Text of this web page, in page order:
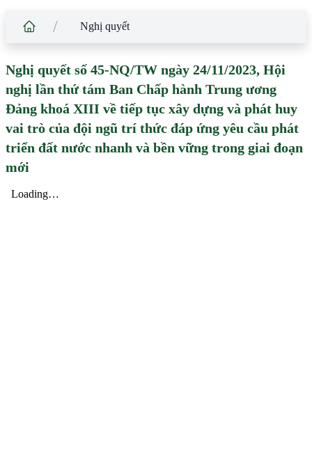
/ Nghị quyết
Nghị quyết số 45-NQ/TW ngày 24/11/2023, Hội
nghị lần thứ tám Ban Chấp hành Trung ương
Đảng khoá XIII về tiếp tục xây dựng và phát huy
vai trò của đội ngũ trí thức đáp ứng yêu cầu phát
triển đất nước nhanh và bền vững trong giai đoạn
mới